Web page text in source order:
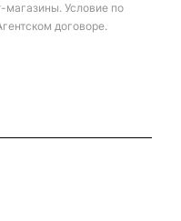
магазины. Условие по
договоре.